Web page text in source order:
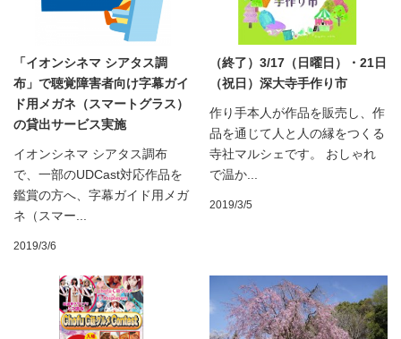
「イオンシネマ シアタス調
布」で聴覚障害者向け字幕ガイ
ド用メガネ（スマートグラス）
の貸出サービス実施
イオンシネマ シアタス調布
で、一部のUDCast対応作品を
鑑賞の方へ、字幕ガイド用メガ
ネ（スマー...
2019/3/6
（終了）3/17（日曜日）・21日
（祝日）深大寺手作り市
作り手本人が作品を販売し、作
品を通じて人と人の縁をつくる
寺社マルシェです。 おしゃれ
で温か...
2019/3/5